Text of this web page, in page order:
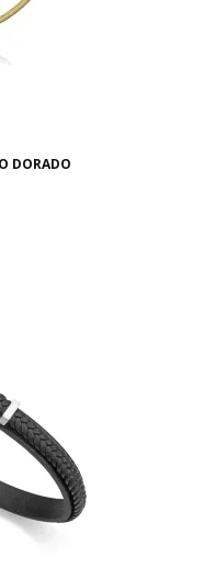
DORADO